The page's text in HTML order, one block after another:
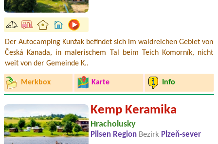
Der Autocamping Kunžak befindet sich im waldreichen Gebiet von
Česká Kanada, in malerischem Tal beim Teich Komorník, nicht
weit von der Gemeinde K..
Merkbox Karte Info
Kemp Keramika
Hracholusky
Pilsen Region Bezirk Plzeň-sever